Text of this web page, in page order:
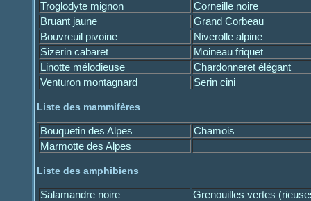
Troglodyte mignon
Corneille noire
Bruant jaune
Grand Corbeau
Bouvreuil pivoine
Niverolle alpine
Sizerin cabaret
Moineau friquet
Linotte mélodieuse
Chardonneret élégant
Venturon montagnard
Serin cini
Liste des mammifères
Bouquetin des Alpes
Chamois
Marmotte des Alpes
Liste des amphibiens
Salamandre noire Grenouilles vertes